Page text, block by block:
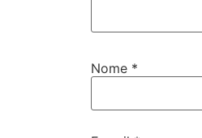
Nome *